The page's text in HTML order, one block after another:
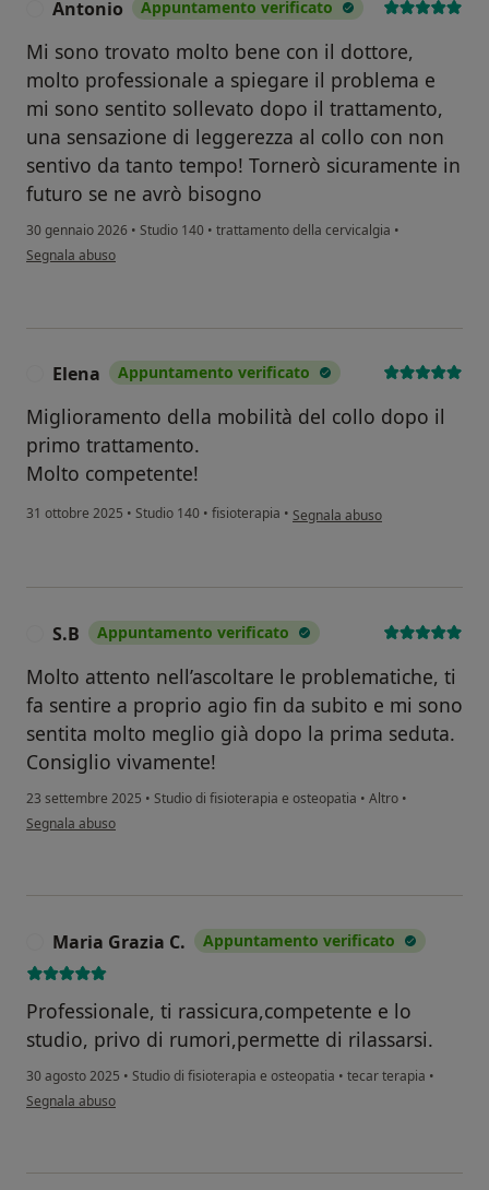
Antonio Appuntamento verificato
Mi sono trovato molto bene con il dottore,
molto professionale a spiegare il problema e
mi sono sentito sollevato dopo il trattamento,
una sensazione di leggerezza al collo con non
sentivo da tanto tempo! Tornerò sicuramente in
futuro se ne avrò bisogno
30 gennaio 2026 • Studio 140 • trattamento della cervicalgia •
secondo l'opinione dell'utente Antonio
Segnala abuso
Elena Appuntamento verificato
Miglioramento della mobilità del collo dopo il
primo trattamento.
Molto competente!
31 ottobre 2025 • Studio 140 • fisioterapia • secondo l'opinione dell'utente
Segnala abuso
S.B Appuntamento verificato
Molto attento nell’ascoltare le problematiche, ti
fa sentire a proprio agio fin da subito e mi sono
sentita molto meglio già dopo la prima seduta.
Consiglio vivamente!
23 settembre 2025 • Studio di fisioterapia e osteopatia • Altro •
secondo l'opinione dell'utente S.B
Segnala abuso
Maria Grazia C. Appuntamento verificato
Professionale, ti rassicura,competente e lo
studio, privo di rumori,permette di rilassarsi.
30 agosto 2025 • Studio di fisioterapia e osteopatia • tecar terapia •
secondo l'opinione dell'utente Maria Grazia C.
Segnala abuso